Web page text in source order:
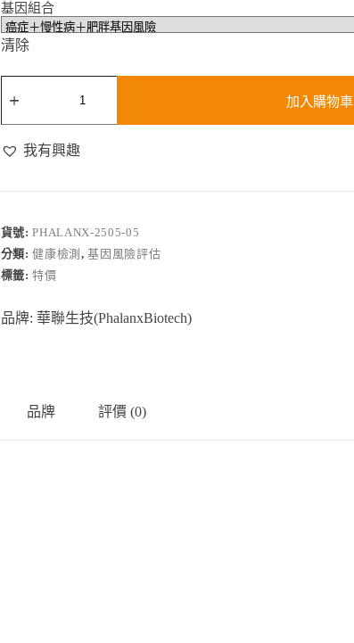
基因組合
清除
聯
基
風
組
合
數
加入購物車
我有興趣
貨號:PHALANX-2505-05
分類:健康檢測,基因風險評估
標籤:特價
品牌: 華聯生技(PhalanxBiotech)
品牌 評價 (0)